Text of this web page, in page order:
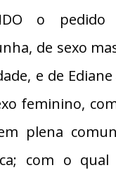
o
de sexo
e de
feminino,
plena
com o